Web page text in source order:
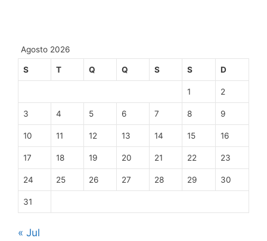
Agosto 2026
S T Q Q S S D
1 2
3 4 5 6 7 8 9
10 11 12 13 14 15 16
17 18 19 20 21 22 23
24 25 26 27 28 29 30
31
« Jul